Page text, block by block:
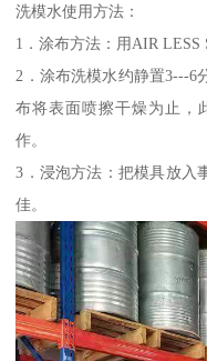
洗模水使用方法：
1．涂布方法：用AIR LESS
2．涂布洗模水约静置3---6
布将表面喷擦干燥为止，
作。
3．浸泡方法：把模具放入
佳。